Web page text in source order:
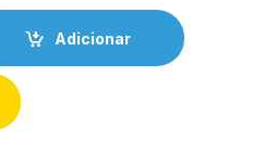
Adicionar